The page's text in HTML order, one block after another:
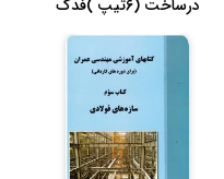
درساخت (6تیپ )فدک